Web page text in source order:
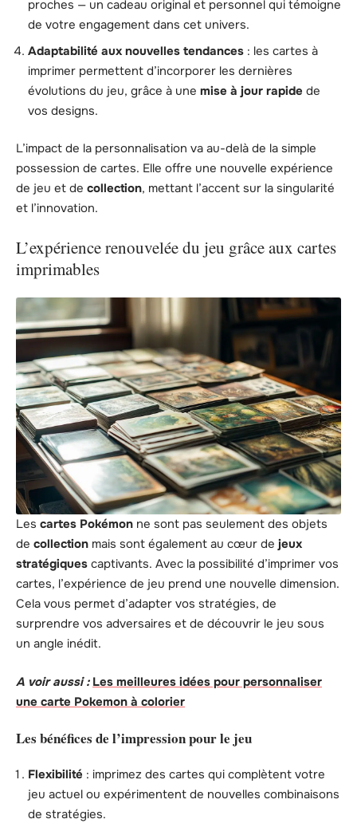
proches — un cadeau original et personnel qui témoigne
de votre engagement dans cet univers.
Adaptabilité aux nouvelles tendances : les cartes à
imprimer permettent d’incorporer les dernières
évolutions du jeu, grâce à une mise à jour rapide de
vos designs.
L’impact de la personnalisation va au-delà de la simple
possession de cartes. Elle offre une nouvelle expérience
de jeu et de collection, mettant l’accent sur la singularité
et l’innovation.
L’expérience renouvelée du jeu grâce aux cartes
imprimables
Les cartes Pokémon ne sont pas seulement des objets
de collection mais sont également au cœur de jeux
stratégiques captivants. Avec la possibilité d’imprimer vos
cartes, l’expérience de jeu prend une nouvelle dimension.
Cela vous permet d’adapter vos stratégies, de
surprendre vos adversaires et de découvrir le jeu sous
un angle inédit.
A voir aussi : Les meilleures idées pour personnaliser
une carte Pokemon à colorier
Les bénéfices de l’impression pour le jeu
Flexibilité : imprimez des cartes qui complètent votre
jeu actuel ou expérimentent de nouvelles combinaisons
de stratégies.